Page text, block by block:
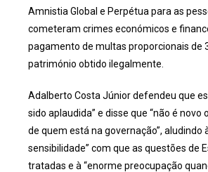
Amnistia Global e Perpétua para as
cometeram crimes económicos e
pagamento de multas proporcionais de
património obtido ilegalmente.
Adalberto Costa Júnior defendeu que
sido aplaudida” e disse que “não é novo
de quem está na governação”, aludindo
sensibilidade” com que as questões de
tratadas e à “enorme preocupação